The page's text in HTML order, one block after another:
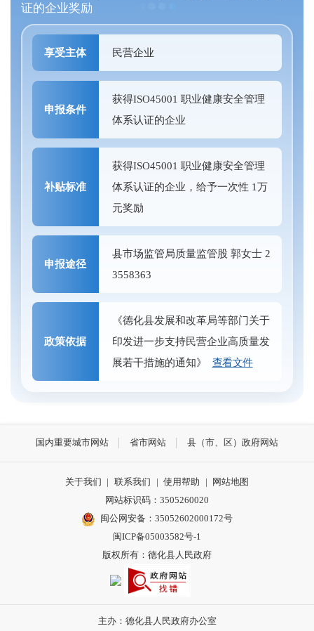
证的企业奖励
享受主体 民营企业
申报条件
获得ISO45001 职业健康安全管理
体系认证的企业
补贴标准
获得ISO45001 职业健康安全管理
体系认证的企业，给予一次性 1万
元奖励
申报途径
县市场监管局质量监管股 郭女士 2
3558363
政策依据
《德化县发展和改革局等部门关于
印发进一步支持民营企业高质量发
展若干措施的通知》 查看文件
国内重要城市网站 省市网站 县（市、区）政府网站
关于我们 | 联系我们 | 使用帮助 | 网站地图
网站标识码：3505260020
闽公网安备：35052602000172号
闽ICP备05003582号-1
版权所有：德化县人民政府
主办：德化县人民政府办公室